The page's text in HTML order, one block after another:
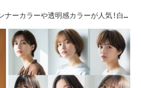
ナーカラーや透明感カラーが人気!白髪